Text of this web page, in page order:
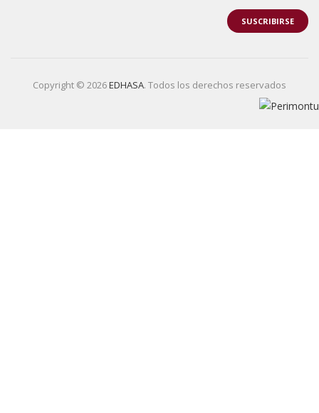
Copyright © 2026EDHASA. Todos los derechos reservados